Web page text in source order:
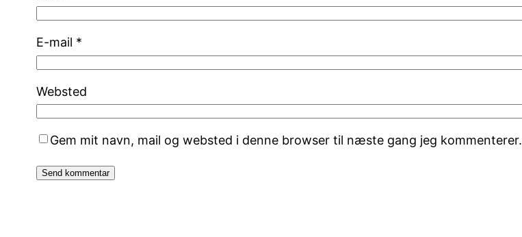
E-mail *
Websted
Gem mit navn, mail og websted i denne browser til næste gang jeg kommenterer.